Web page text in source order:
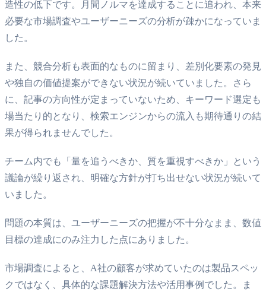
造性の低下です。月間ノルマを達成することに追われ、本来
必要な市場調査やユーザーニーズの分析が疎かになっていま
した。
また、競合分析も表面的なものに留まり、差別化要素の発見
や独自の価値提案ができない状況が続いていました。さら
に、記事の方向性が定まっていないため、キーワード選定も
場当たり的となり、検索エンジンからの流入も期待通りの結
果が得られませんでした。
チーム内でも「量を追うべきか、質を重視すべきか」という
議論が繰り返され、明確な方針が打ち出せない状況が続いて
いました。
問題の本質は、ユーザーニーズの把握が不十分なまま、数値
目標の達成にのみ注力した点にありました。
市場調査によると、A社の顧客が求めていたのは製品スペッ
クではなく、具体的な課題解決方法や活用事例でした。ま